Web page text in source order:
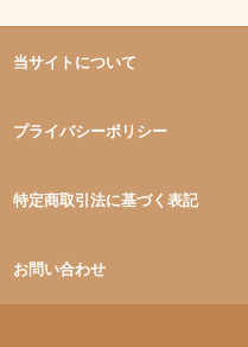
当サイトについて
プライバシーポリシー
特定商取引法に基づく表記
お問い合わせ